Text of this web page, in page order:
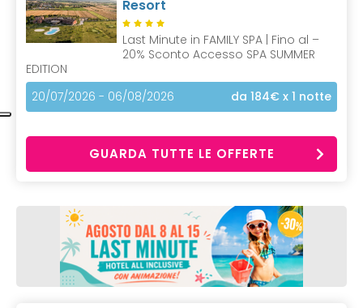
Resort
Last Minute in FAMILY SPA | Fino al –
20% Sconto Accesso SPA SUMMER
EDITION
20/07/2026 - 06/08/2026
da 184€ x 1 notte
GUARDA TUTTE LE OFFERTE